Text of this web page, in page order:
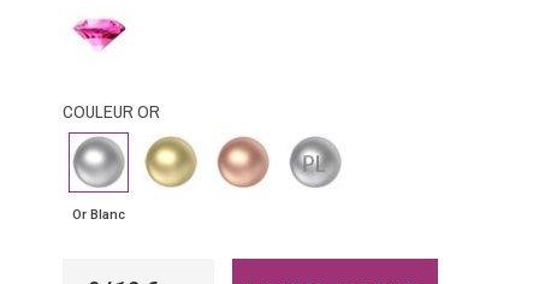
Saphir
rose
COULEUR OR
Or
Blanc
Or Blanc
Or
Jaune
Or
Rose
Platine